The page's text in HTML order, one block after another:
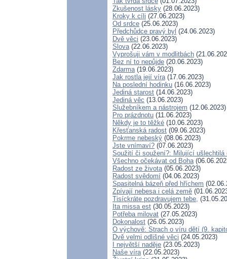
Zkušenost lásky (28.06.2023)
Kroky k cíli (27.06.2023)
Od srdce (25.06.2023)
Předchůdce pravý byl (24.06.2023)
Dvě věci (23.06.2023)
Slova(22.06.2023)
Vyprošuji vám v modlitbách
Bez ní to nepůjde (20.06.2023)
Zdarma(19.06.2023)
Jak rostla její víra(17.06.2023)
Na poslední hodinku (16.06.2023)
Jediná starost (14.06.2023)
Jediná věc (13.06.2023)
Služebníkem a nástrojem (12.06.2023)
Pro prázdnotu (11.06.2023)
Někdy je to těžké (10.06.2023)
Křesťanská radost (09.06.2023)
Pokrme nebeský (08.06.2023)
Jste vnímaví? (07.06.2023)
Soužití či soužení?: Milující ušlechtilá
Všechno očekávat od Boha
Radost ze života(05.06.2023)
Radost svědomí (04.06.2023)
Spasitelná bázeň před hříchem
Zpívají nebesa i celá země
Tisíckráte pozdravujem tebe,
Ita missa est (30.05.2023)
Potřeba milovat (27.05.2023)
Dokonalost (26.05.2023)
O výchově: Strach o víru dětí (9.
Dvě velmi odlišné věci (24.05.2023)
I největší naděje (23.05.2023)
Naše víra(22.05.2023)